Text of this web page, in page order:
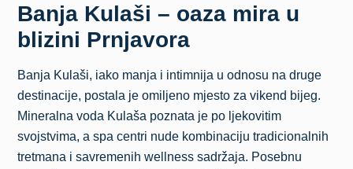
Banja Kulaši – oaza mira u
blizini Prnjavora
Banja Kulaši, iako manja i intimnija u odnosu na druge
destinacije, postala je omiljeno mjesto za vikend bijeg.
Mineralna voda Kulaša poznata je po ljekovitim
svojstvima, a spa centri nude kombinaciju tradicionalnih
tretmana i savremenih wellness sadržaja. Posebnu